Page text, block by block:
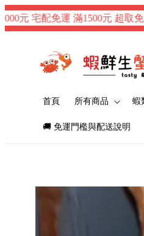
免運 滿1500元 超取免運“ 離
首頁 所有商品 蝦
🚚 免運門檻與配送說明